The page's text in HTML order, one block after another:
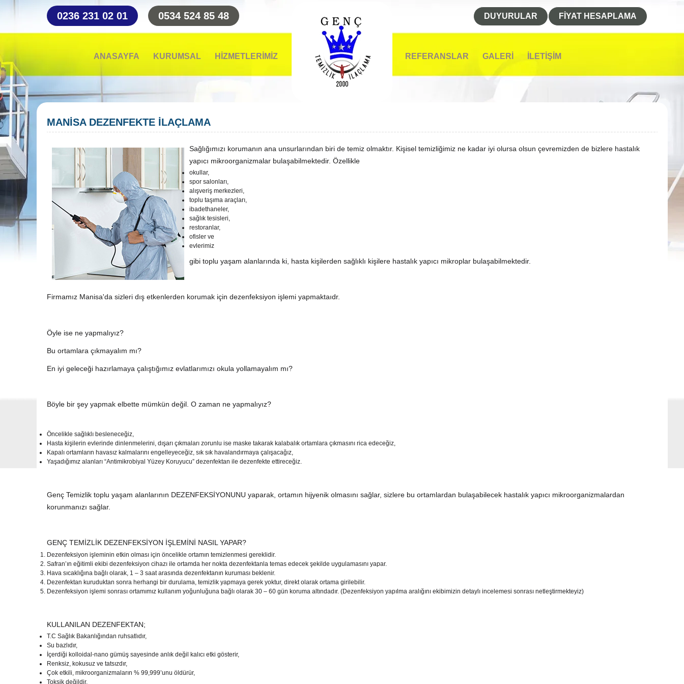
KURUMSAL HİZMETLERİMİZ
ANASAYFA REFERANSLAR GALERİ İLETİŞİM
DUYURULAR FİYAT HESAPLAMA
0236 231 02 01 0534 524 85 48
MANİSA DEZENFEKTE İLAÇLAMA
Sağlığımızı korumanın ana unsurlarından biri de temiz olmaktır. Kişisel temizliğimiz ne kadar iyi olursa olsun çevremizden de bizlere hastalık
yapıcı mikroorganizmalar bulaşabilmektedir. Özellikle
okullar,
spor salonları,
alışveriş merkezleri,
toplu taşıma araçları,
ibadethaneler,
sağlık tesisleri,
restoranlar,
ofisler ve
evlerimiz
gibi toplu yaşam alanlarında ki, hasta kişilerden sağlıklı kişilere hastalık yapıcı mikroplar bulaşabilmektedir.
Firmamız Manisa'da sizleri dış etkenlerden korumak için dezenfeksiyon işlemi yapmaktaıdr.
Öyle ise ne yapmalıyız?
Bu ortamlara çıkmayalım mı?
En iyi geleceği hazırlamaya çalıştığımız evlatlarımızı okula yollamayalım mı?
Böyle bir şey yapmak elbette mümkün değil. O zaman ne yapmalıyız?
Öncelikle sağlıklı besleneceğiz,
Hasta kişilerin evlerinde dinlenmelerini, dışarı çıkmaları zorunlu ise maske takarak kalabalık ortamlara çıkmasını rica edeceğiz,
Kapalı ortamların havasız kalmalarını engelleyeceğiz, sık sık havalandırmaya çalışacağız,
Yaşadığımız alanları “Antimikrobiyal Yüzey Koruyucu” dezenfektan ile dezenfekte ettireceğiz.
Genç Temizlik toplu yaşam alanlarının DEZENFEKSİYONUNU yaparak, ortamın hijyenik olmasını sağlar, sizlere bu ortamlardan bulaşabilecek hastalık yapıcı mikroorganizmalardan
korunmanızı sağlar.
GENÇ TEMİZLİK DEZENFEKSİYON İŞLEMİNİ NASIL YAPAR?
Dezenfeksiyon işleminin etkin olması için öncelikle ortamın temizlenmesi gereklidir.
Safran’ın eğitimli ekibi dezenfeksiyon cihazı ile ortamda her nokta dezenfektanla temas edecek şekilde uygulamasını yapar.
Hava sıcaklığına bağlı olarak, 1 – 3 saat arasında dezenfektanın kuruması beklenir.
Dezenfektan kuruduktan sonra herhangi bir durulama, temizlik yapmaya gerek yoktur, direkt olarak ortama girilebilir.
Dezenfeksiyon işlemi sonrası ortamımız kullanım yoğunluğuna bağlı olarak 30 – 60 gün koruma altındadır. (Dezenfeksiyon yapılma aralığını ekibimizin detaylı incelemesi sonrası netleştirmekteyiz)
KULLANILAN DEZENFEKTAN;
T.C Sağlık Bakanlığından ruhsatlıdır,
Su bazlıdır,
İçerdiği kolloidal-nano gümüş sayesinde anlık değil kalıcı etki gösterir,
Renksiz, kokusuz ve tatsızdır,
Çok etkili, mikroorganizmaların % 99,999’unu öldürür,
Toksik değildir,